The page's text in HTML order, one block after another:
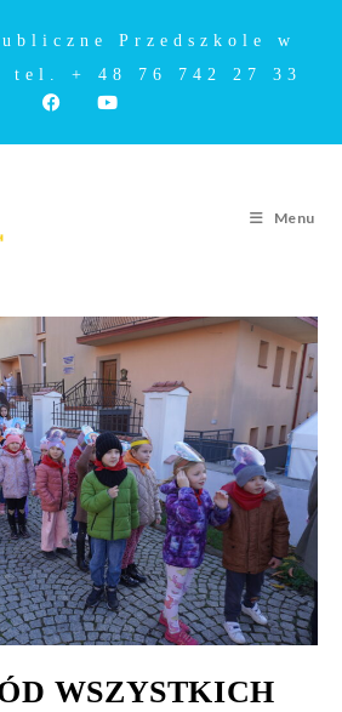
Przedszkole w
tel. + 48 76 742 27 33
Menu
WSZYSTKICH